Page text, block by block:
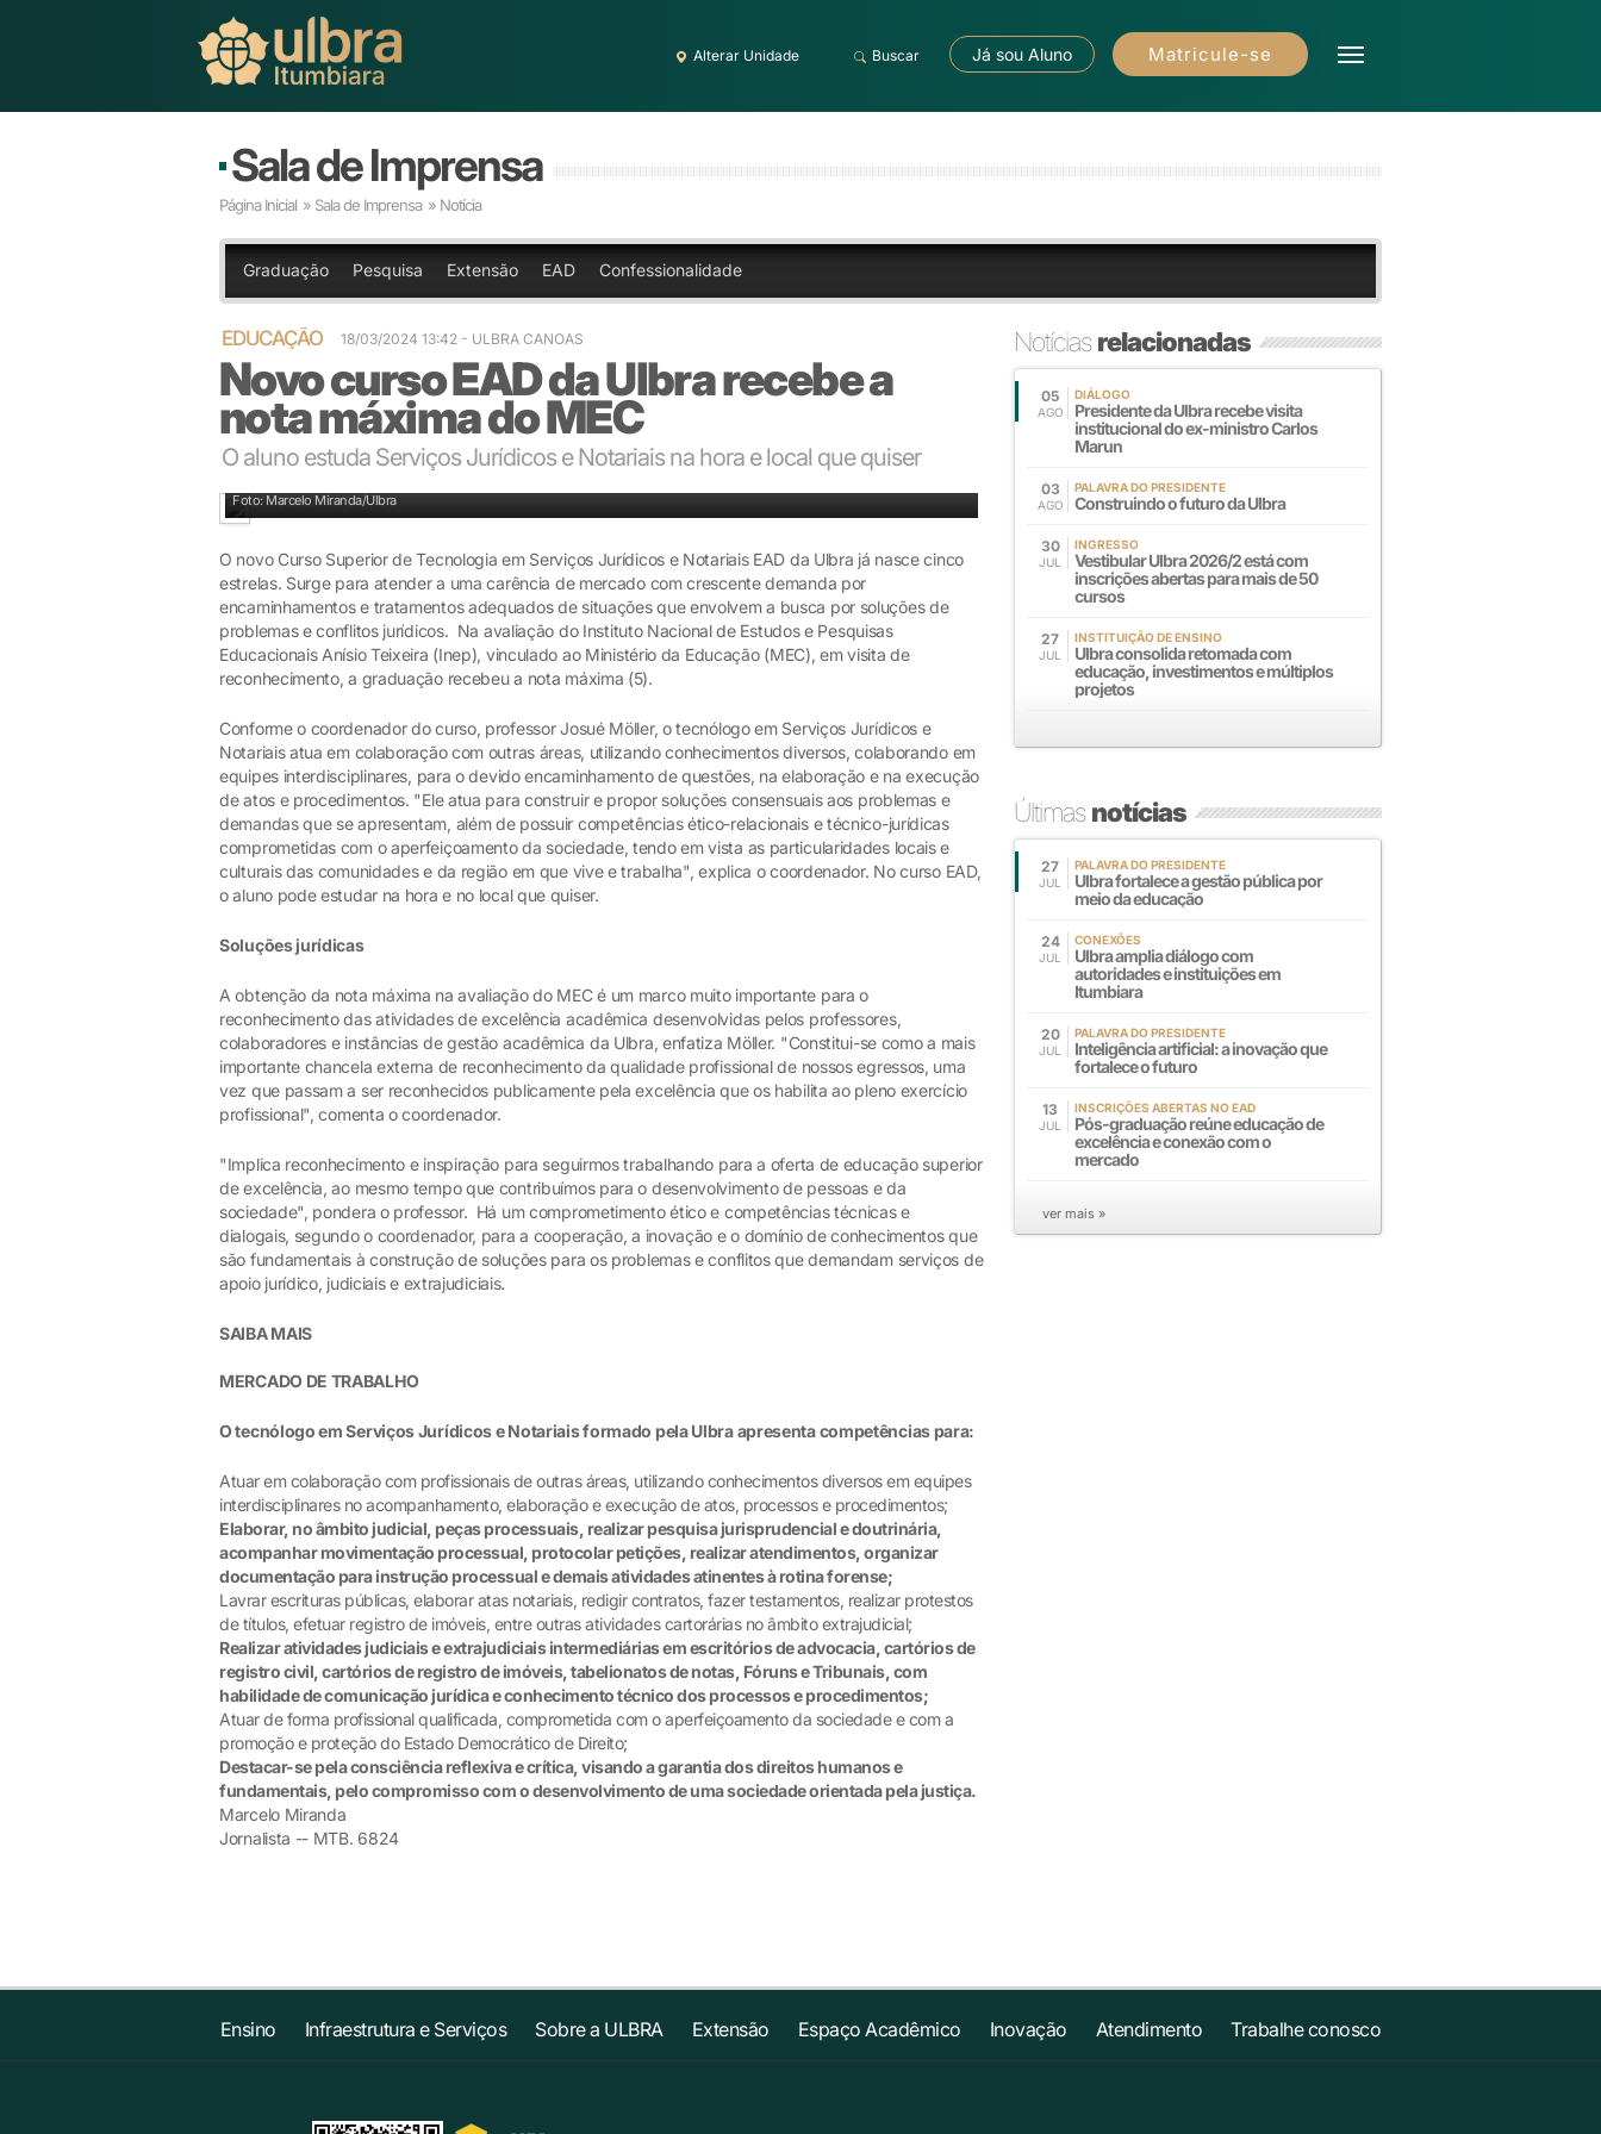
Alterar Unidade Buscar Já sou Aluno Matricule-se
Sala de Imprensa
Página Inicial » Sala de Imprensa » Notícia
Graduação Pesquisa Extensão EAD Confessionalidade
EDUCAÇÃO 18/03/2024 13:42 - ULBRA CANOAS
Novo curso EAD da Ulbra recebe a
nota máxima do MEC
O aluno estuda Serviços Jurídicos e Notariais na hora e local que quiser
Foto: Marcelo Miranda/Ulbra
O novo Curso Superior de Tecnologia em Serviços Jurídicos e Notariais EAD da Ulbra já nasce cinco
estrelas. Surge para atender a uma carência de mercado com crescente demanda por
encaminhamentos e tratamentos adequados de situações que envolvem a busca por soluções de
problemas e conflitos jurídicos. Na avaliação do Instituto Nacional de Estudos e Pesquisas
Educacionais Anísio Teixeira (Inep), vinculado ao Ministério da Educação (MEC), em visita de
reconhecimento, a graduação recebeu a nota máxima (5).
Conforme o coordenador do curso, professor Josué Möller, o tecnólogo em Serviços Jurídicos e
Notariais atua em colaboração com outras áreas, utilizando conhecimentos diversos, colaborando em
equipes interdisciplinares, para o devido encaminhamento de questões, na elaboração e na execução
de atos e procedimentos. "Ele atua para construir e propor soluções consensuais aos problemas e
demandas que se apresentam, além de possuir competências ético-relacionais e técnico-jurídicas
comprometidas com o aperfeiçoamento da sociedade, tendo em vista as particularidades locais e
culturais das comunidades e da região em que vive e trabalha", explica o coordenador. No curso EAD,
o aluno pode estudar na hora e no local que quiser.
Soluções jurídicas
A obtenção da nota máxima na avaliação do MEC é um marco muito importante para o
reconhecimento das atividades de excelência acadêmica desenvolvidas pelos professores,
colaboradores e instâncias de gestão acadêmica da Ulbra, enfatiza Möller. "Constitui-se como a mais
importante chancela externa de reconhecimento da qualidade profissional de nossos egressos, uma
vez que passam a ser reconhecidos publicamente pela excelência que os habilita ao pleno exercício
profissional", comenta o coordenador.
"Implica reconhecimento e inspiração para seguirmos trabalhando para a oferta de educação superior
de excelência, ao mesmo tempo que contribuímos para o desenvolvimento de pessoas e da
sociedade", pondera o professor. Há um comprometimento ético e competências técnicas e
dialogais, segundo o coordenador, para a cooperação, a inovação e o domínio de conhecimentos que
são fundamentais à construção de soluções para os problemas e conflitos que demandam serviços de
apoio jurídico, judiciais e extrajudiciais.
SAIBA MAIS
MERCADO DE TRABALHO
O tecnólogo em Serviços Jurídicos e Notariais formado pela Ulbra apresenta competências para:
Atuar em colaboração com profissionais de outras áreas, utilizando conhecimentos diversos em equipes
interdisciplinares no acompanhamento, elaboração e execução de atos, processos e procedimentos;
Elaborar, no âmbito judicial, peças processuais, realizar pesquisa jurisprudencial e doutrinária,
acompanhar movimentação processual, protocolar petições, realizar atendimentos, organizar
documentação para instrução processual e demais atividades atinentes à rotina forense;
Lavrar escrituras públicas, elaborar atas notariais, redigir contratos, fazer testamentos, realizar protestos
de títulos, efetuar registro de imóveis, entre outras atividades cartorárias no âmbito extrajudicial;
Realizar atividades judiciais e extrajudiciais intermediárias em escritórios de advocacia, cartórios de
registro civil, cartórios de registro de imóveis, tabelionatos de notas, Fóruns e Tribunais, com
habilidade de comunicação jurídica e conhecimento técnico dos processos e procedimentos;
Atuar de forma profissional qualificada, comprometida com o aperfeiçoamento da sociedade e com a
promoção e proteção do Estado Democrático de Direito;
Destacar-se pela consciência reflexiva e crítica, visando a garantia dos direitos humanos e
fundamentais, pelo compromisso com o desenvolvimento de uma sociedade orientada pela justiça.
Marcelo Miranda
Jornalista -- MTB. 6824
Notíciasrelacionadas
05
AGO
DIÁLOGO
Presidente da Ulbra recebe visita
institucional do ex-ministro Carlos
Marun
03
AGO
PALAVRA DO PRESIDENTE
Construindo o futuro da Ulbra
30
JUL
INGRESSO
Vestibular Ulbra 2026/2 está com
inscrições abertas para mais de 50
cursos
27
JUL
INSTITUIÇÃO DE ENSINO
Ulbra consolida retomada com
educação, investimentos e múltiplos
projetos
Últimasnotícias
27
JUL
PALAVRA DO PRESIDENTE
Ulbra fortalece a gestão pública por
meio da educação
24
JUL
CONEXÕES
Ulbra amplia diálogo com
autoridades e instituições em
Itumbiara
20
JUL
PALAVRA DO PRESIDENTE
Inteligência artificial: a inovação que
fortalece o futuro
13
JUL
INSCRIÇÕES ABERTAS NO EAD
Pós-graduação reúne educação de
excelência e conexão com o
mercado
ver mais »
Ensino Infraestrutura e Serviços Sobre a ULBRA Extensão Espaço Acadêmico Inovação Atendimento Trabalhe conosco